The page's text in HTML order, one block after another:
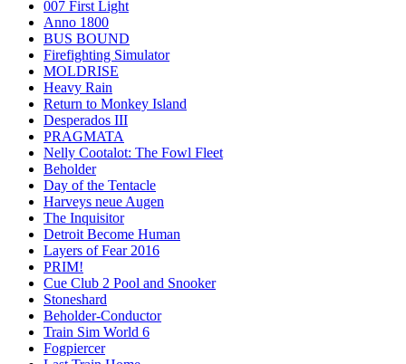
007 First Light
Anno 1800
BUS BOUND
Firefighting Simulator
MOLDRISE
Heavy Rain
Return to Monkey Island
Desperados III
PRAGMATA
Nelly Cootalot: The Fowl Fleet
Beholder
Day of the Tentacle
Harveys neue Augen
The Inquisitor
Detroit Become Human
Layers of Fear 2016
PRIM!
Cue Club 2 Pool and Snooker
Stoneshard
Beholder-Conductor
Train Sim World 6
Fogpiercer